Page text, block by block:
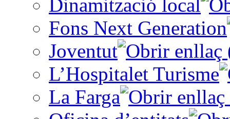
Dinamització local
Fons Next Generation
Joventut
L’Hospitalet Turisme
La Farga